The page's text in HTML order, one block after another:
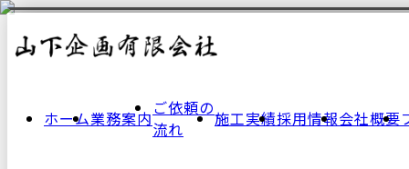
ホーム業務案内ご依頼の
流れ
施工実績採用情報会社概要
ロ
BLOG